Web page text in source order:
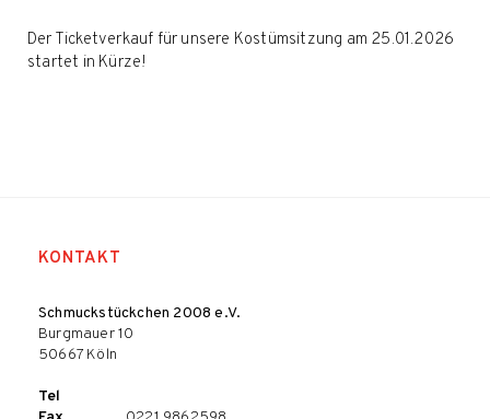
Der Ticketverkauf für unsere Kostümsitzung am 25.01.2026
startet in Kürze!
KONTAKT
Schmuckstückchen 2008 e.V.
Burgmauer 10
50667 Köln
Tel